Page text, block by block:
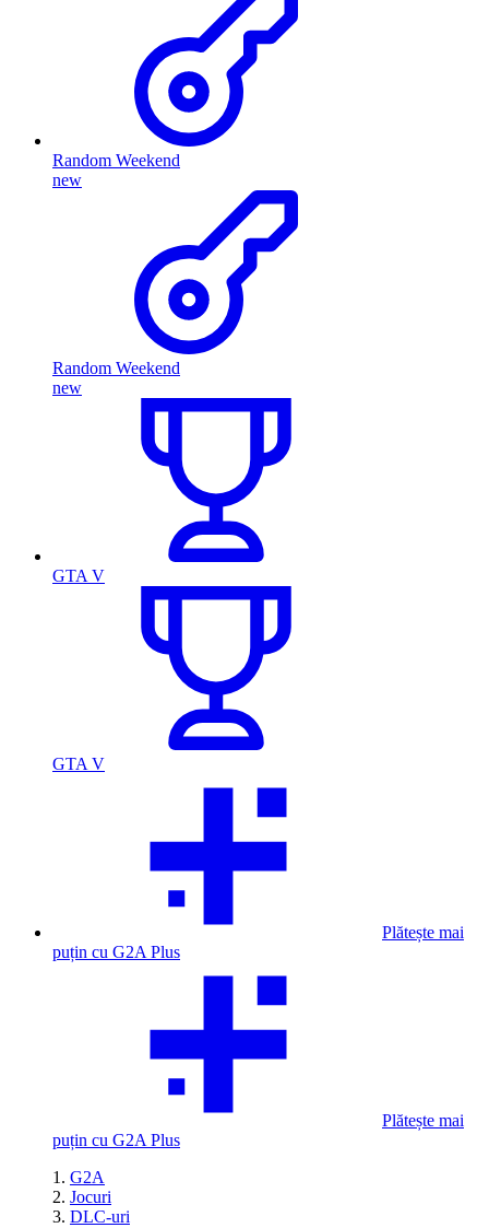
Random Weekend
new
Random Weekend
new
GTA V
GTA V
Plătește mai
puțin cu G2A Plus
Plătește mai
puțin cu G2A Plus
G2A
Jocuri
DLC-uri